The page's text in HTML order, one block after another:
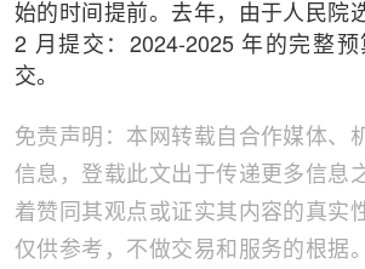
始的时间提前。去年，由于人民院
2 月提交：2024-2025 年的完整
交。
免责声明：本网转载自合作媒体、
信息，登载此文出于传递更多信息
着赞同其观点或证实其内容的真实
仅供参考，不做交易和服务的根据